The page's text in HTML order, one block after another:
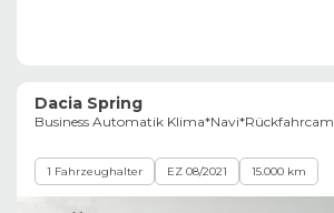
Dacia Spring
Business Automatik Klima*Navi*Rückfahrcam
1 Fahrzeughalter EZ 08/2021 15.000 km